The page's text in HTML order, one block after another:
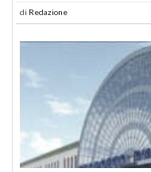
di Redazione